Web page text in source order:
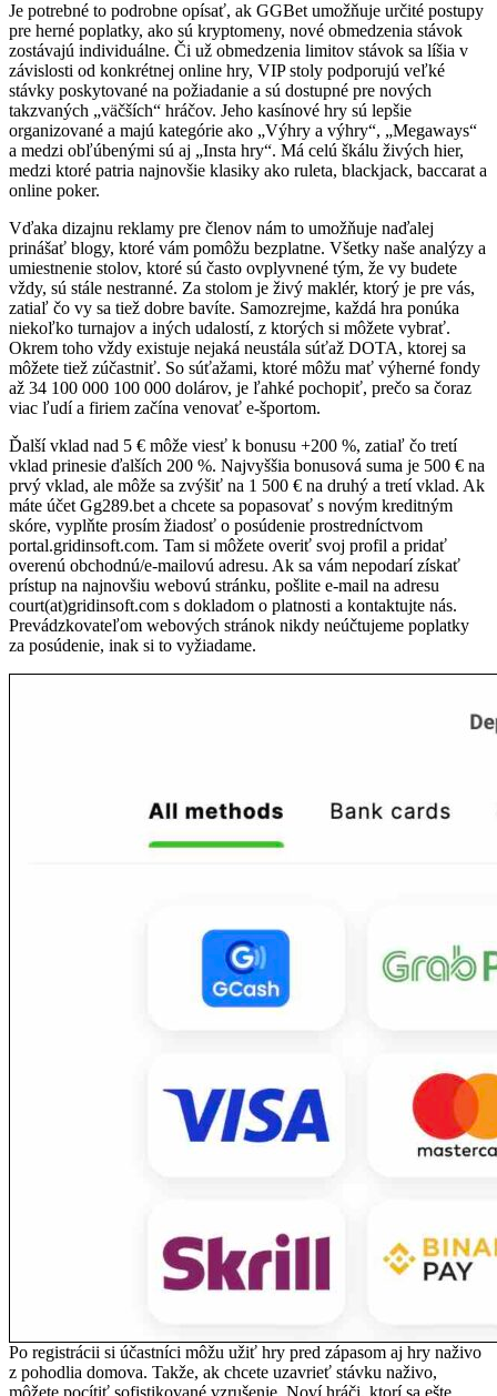
Je potrebné to podrobne opísať, ak GGBet umožňuje určité postupy
pre herné poplatky, ako sú kryptomeny, nové obmedzenia stávok
zostávajú individuálne. Či už obmedzenia limitov stávok sa líšia v
závislosti od konkrétnej online hry, VIP stoly podporujú veľké
stávky poskytované na požiadanie a sú dostupné pre nových
takzvaných „väčších“ hráčov. Jeho kasínové hry sú lepšie
organizované a majú kategórie ako „Výhry a výhry“, „Megaways“
a medzi obľúbenými sú aj „Insta hry“. Má celú škálu živých hier,
medzi ktoré patria najnovšie klasiky ako ruleta, blackjack, baccarat a
online poker.
Vďaka dizajnu reklamy pre členov nám to umožňuje naďalej
prinášať blogy, ktoré vám pomôžu bezplatne. Všetky naše analýzy a
umiestnenie stolov, ktoré sú často ovplyvnené tým, že vy budete
vždy, sú stále nestranné. Za stolom je živý maklér, ktorý je pre vás,
zatiaľ čo vy sa tiež dobre bavíte. Samozrejme, každá hra ponúka
niekoľko turnajov a iných udalostí, z ktorých si môžete vybrať.
Okrem toho vždy existuje nejaká neustála súťaž DOTA, ktorej sa
môžete tiež zúčastniť. So súťažami, ktoré môžu mať výherné fondy
až 34 100 000 100 000 dolárov, je ľahké pochopiť, prečo sa čoraz
viac ľudí a firiem začína venovať e-športom.
Ďalší vklad nad 5 € môže viesť k bonusu +200 %, zatiaľ čo tretí
vklad prinesie ďalších 200 %. Najvyššia bonusová suma je 500 € na
prvý vklad, ale môže sa zvýšiť na 1 500 € na druhý a tretí vklad. Ak
máte účet Gg289.bet a chcete sa popasovať s novým kreditným
skóre, vyplňte prosím žiadosť o posúdenie prostredníctvom
portal.gridinsoft.com. Tam si môžete overiť svoj profil a pridať
overenú obchodnú/e-mailovú adresu. Ak sa vám nepodarí získať
prístup na najnovšiu webovú stránku, pošlite e-mail na adresu
court(at)gridinsoft.com s dokladom o platnosti a kontaktujte nás.
Prevádzkovateľom webových stránok nikdy neúčtujeme poplatky
za posúdenie, inak si to vyžiadame.
Po registrácii si účastníci môžu užiť hry pred zápasom aj hry naživo
z pohodlia domova. Takže, ak chcete uzavrieť stávku naživo,
môžete pocítiť sofistikované vzrušenie. Noví hráči, ktorí sa ešte